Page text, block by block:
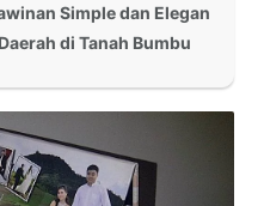
Simple dan Elegan
di Tanah Bumbu